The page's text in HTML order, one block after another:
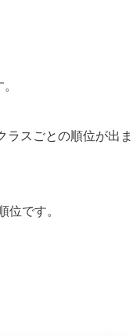
ラスごとの順位が出ま
位です。